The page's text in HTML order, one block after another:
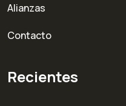
Alianzas
Contacto
Recientes